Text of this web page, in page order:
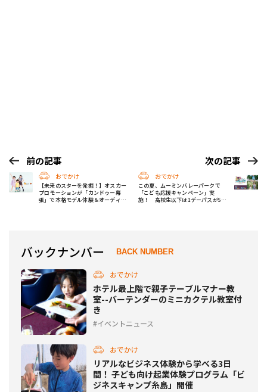
前の記事
おでかけ
【未来のスターを発掘！】オスカー
プロモーションが「カンドゥー幕
張」で本格モデル体験＆オーディシ
次の記事
おでかけ
この夏、ムーミンバレーパークで
「こども応援キャンペーン」実
施！ 高校生以下は1デーパスが500
バックナンバー BACK NUMBER
おでかけ
ホテル最上階で親子テーブルマナー教
室--バーテンダーのミニカクテル教室付
き
イベントニュース
おでかけ
リアルなビジネス体験から学べる3日
間！ 子ども向け起業体験プログラム「ビ
ジネスキャンプ糸島」開催